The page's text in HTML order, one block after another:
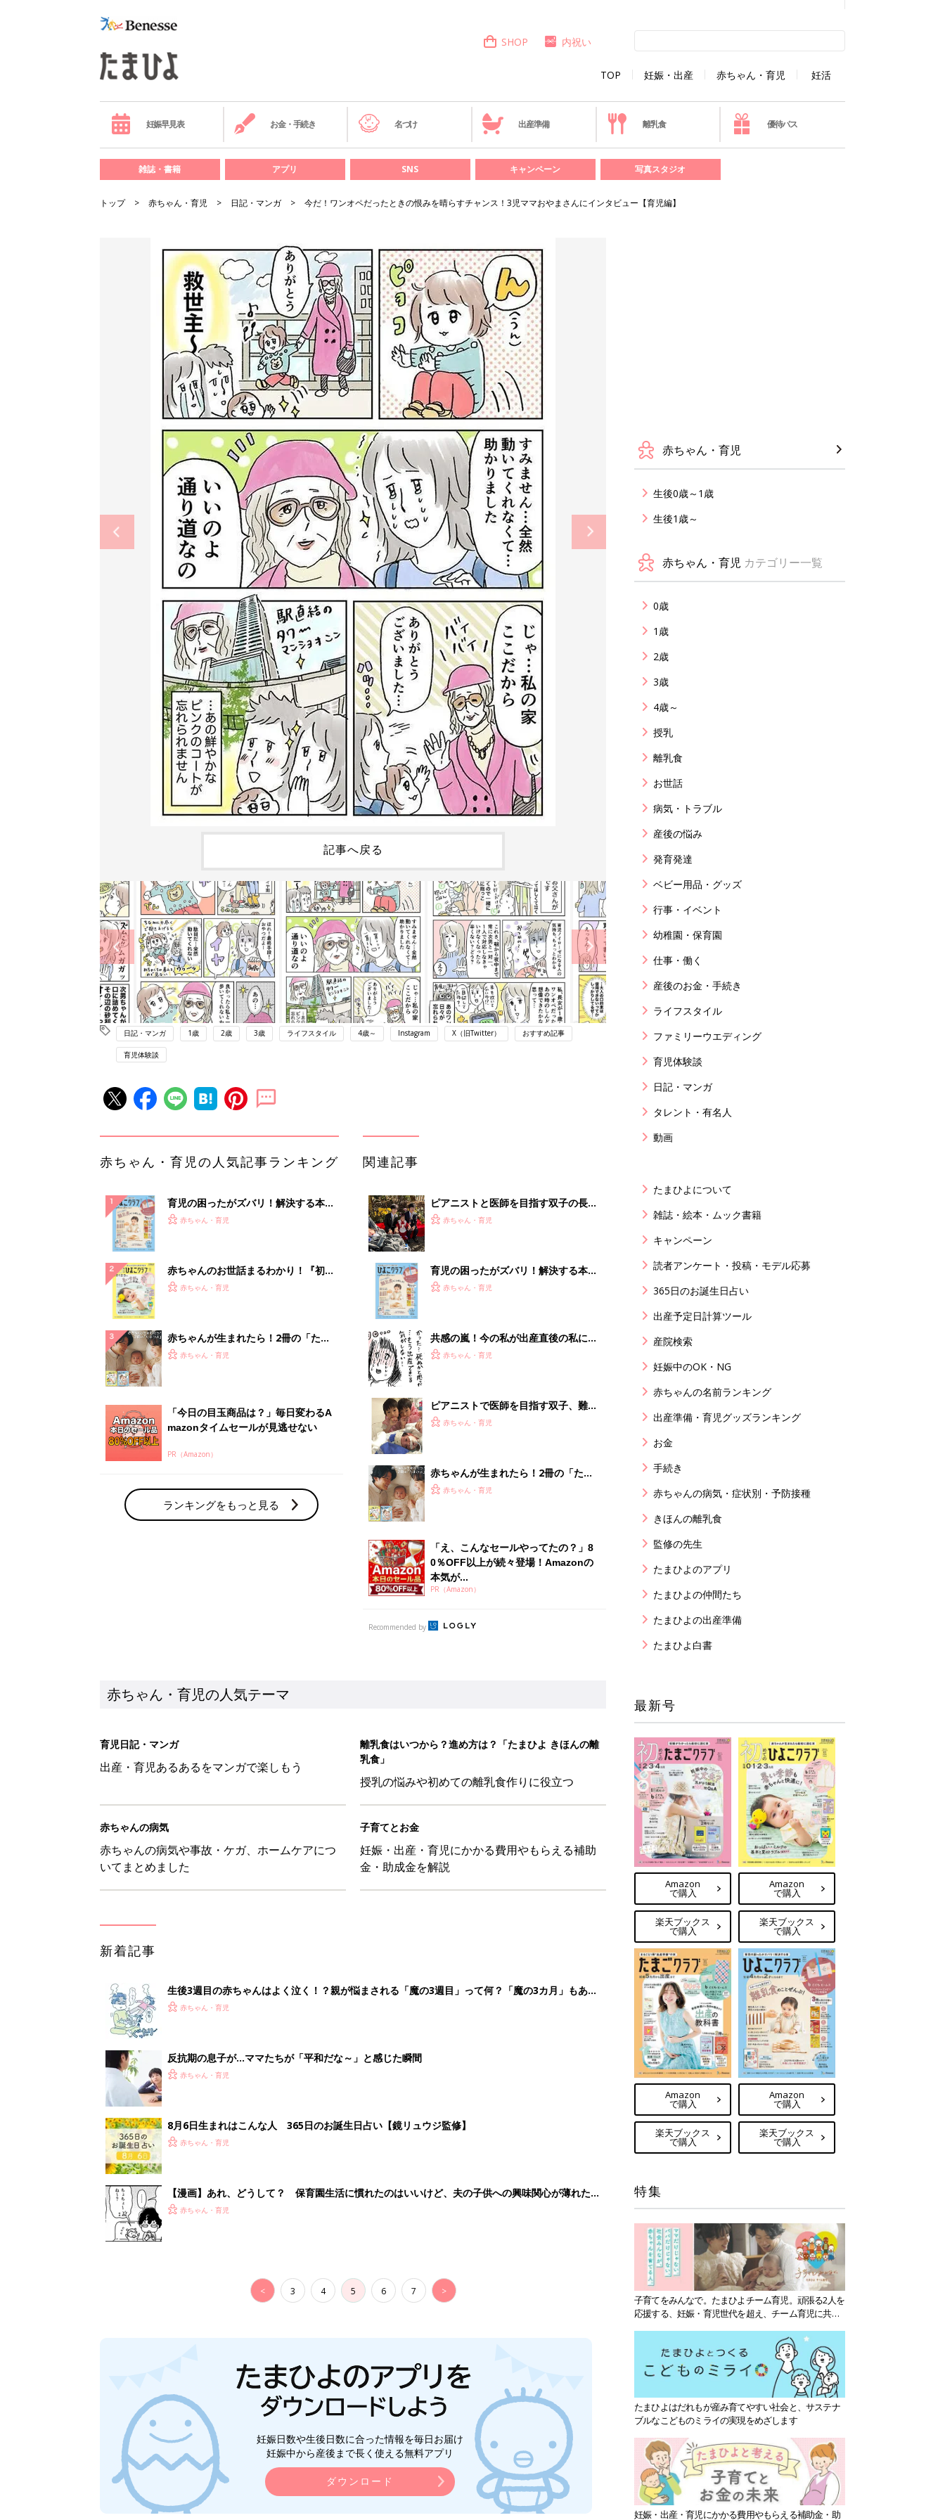
TOP 妊娠・出産 赤ちゃん・育児 妊活
SHOP 内祝い
妊娠早見表 お金・手続き 名づけ 出産準備 離乳食 優待パス
雑誌・書籍 アプリ SNS キャンペーン 写真スタジオ
トップ 赤ちゃん・育児 日記・マンガ 今だ！ワンオペだったときの恨みを晴らすチャンス！3児ママおやまさんにインタビュー【育児編】
記事へ戻る
日記・マンガ 1歳 2歳 3歳 ライフスタイル 4歳～ Instagram X（旧Twitter） おすすめ記事
育児体験談
赤ちゃん・育児の人気記事ランキング
育児の困ったがズバリ！解決する本
『ひよこクラブ 秋号』 4カ月～2才
赤ちゃん・育児
赤ちゃんのお世話まるわかり！『初め
てのひよこクラブ 夏号』〈巻頭大特
解決テク
赤ちゃん・育児
赤ちゃんが生まれたら！2冊の「たま
ひよ」
赤ちゃん・育児
「今日の目玉商品は？」毎日変わるA
mazonタイムセールが見逃せない
PR（Amazon）
ランキングをもっと見る
関連記事
ピアニストと医師を目指す双子の長
男・二男、難病の三男、そして5歳の
赤ちゃん・育児
育児の困ったがズバリ！解決する本
『ひよこクラブ 秋号』 4カ月～2才
赤ちゃん・育児
共感の嵐！今の私が出産直後の私に伝
えたいこと。3児ママおやまさんにイ
赤ちゃん・育児
ピアニストで医師を目指す双子、難病
の大田原症候群の三男、5歳の長女を
った
赤ちゃん・育児
赤ちゃんが生まれたら！2冊の「たま
ひよ」
赤ちゃん・育児
「え、こんなセールやってたの？」8
0％OFF以上が続々登場！Amazonの
本気が...
PR（Amazon）
Recommended by
赤ちゃん・育児の人気テーマ
育児日記・マンガ
出産・育児あるあるをマンガで楽しもう
離乳食はいつから？進め方は？「たまひよ きほんの離
乳食」
授乳の悩みや初めての離乳食作りに役立つ
赤ちゃんの病気
赤ちゃんの病気や事故・ケガ、ホームケアにつ
いてまとめました
子育てとお金
妊娠・出産・育児にかかる費用やもらえる補助
金・助成金を解説
新着記事
生後3週目の赤ちゃんはよく泣く！？親が悩まされる「魔の3週目」って何？「魔の3カ月」もある
って本当？【専門家】
赤ちゃん・育児
反抗期の息子が...ママたちが「平和だな～」と感じた瞬間
赤ちゃん・育児
8月6日生まれはこんな人 365日のお誕生日占い【鏡リュウジ監修】
赤ちゃん・育児
【漫画】あれ、どうして？ 保育園生活に慣れたのはいいけど、夫の子供への興味関心が薄れた気
がする……！『ふうふう子育て ＃91』
赤ちゃん・育児
< 3 4 5 6 7 >
妊娠日数や生後日数に合った情報を毎日お届け
妊娠中から産後まで長く使える無料アプリ
ダウンロード
赤ちゃん・育児
生後0歳～1歳
生後1歳～
赤ちゃん・育児 カテゴリー一覧
0歳
1歳
2歳
3歳
4歳～
授乳
離乳食
お世話
病気・トラブル
産後の悩み
発育発達
ベビー用品・グッズ
行事・イベント
幼稚園・保育園
仕事・働く
産後のお金・手続き
ライフスタイル
ファミリーウエディング
育児体験談
日記・マンガ
タレント・有名人
動画
たまひよについて
雑誌・絵本・ムック書籍
キャンペーン
読者アンケート・投稿・モデル応募
365日のお誕生日占い
出産予定日計算ツール
産院検索
妊娠中のOK・NG
赤ちゃんの名前ランキング
出産準備・育児グッズランキング
お金
手続き
赤ちゃんの病気・症状別・予防接種
きほんの離乳食
監修の先生
たまひよのアプリ
たまひよの仲間たち
たまひよの出産準備
たまひよ白書
最新号
Amazon
で購入
楽天ブックス
で購入
Amazon
で購入
楽天ブックス
で購入
Amazon
で購入
楽天ブックス
で購入
Amazon
で購入
楽天ブックス
で購入
特集
子育てをみんなで。たまひよチーム育児。頑張る2人を
応援する、妊娠・育児世代を超え、チーム育児に共感
たまひよはだれもが産み育てやすい社会と、サステナ
ブルなこどものミライの実現をめざします
妊娠・出産・育児にかかる費用やもらえる補助金・助